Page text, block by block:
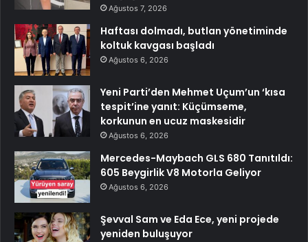
Ağustos 7, 2026
Haftası dolmadı, butlan yönetiminde
koltuk kavgası başladı
Ağustos 6, 2026
Yeni Parti’den Mehmet Uçum’un ‘kısa
tespit’ine yanıt: Küçümseme,
korkunun en ucuz maskesidir
Ağustos 6, 2026
Mercedes-Maybach GLS 680 Tanıtıldı:
605 Beygirlik V8 Motorla Geliyor
Ağustos 6, 2026
Şevval Sam ve Eda Ece, yeni projede
yeniden buluşuyor